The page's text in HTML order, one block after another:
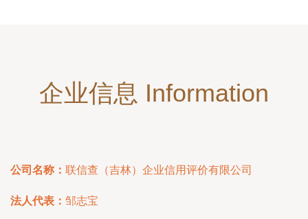
企业信息 Information
公司名称： 联信查（吉林）企业信用评价有限公司
法人代表： 邹志宝